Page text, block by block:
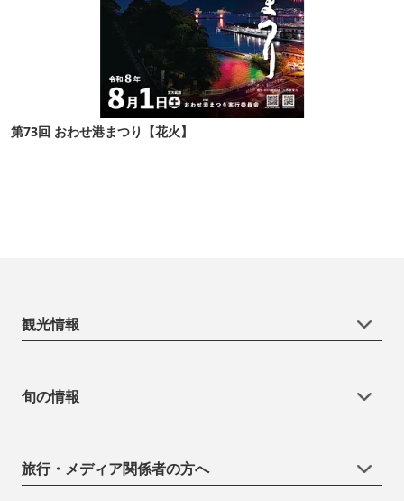
第73回 おわせ港まつり【花火】
観光情報
旬の情報
旅行・メディア関係者の方へ